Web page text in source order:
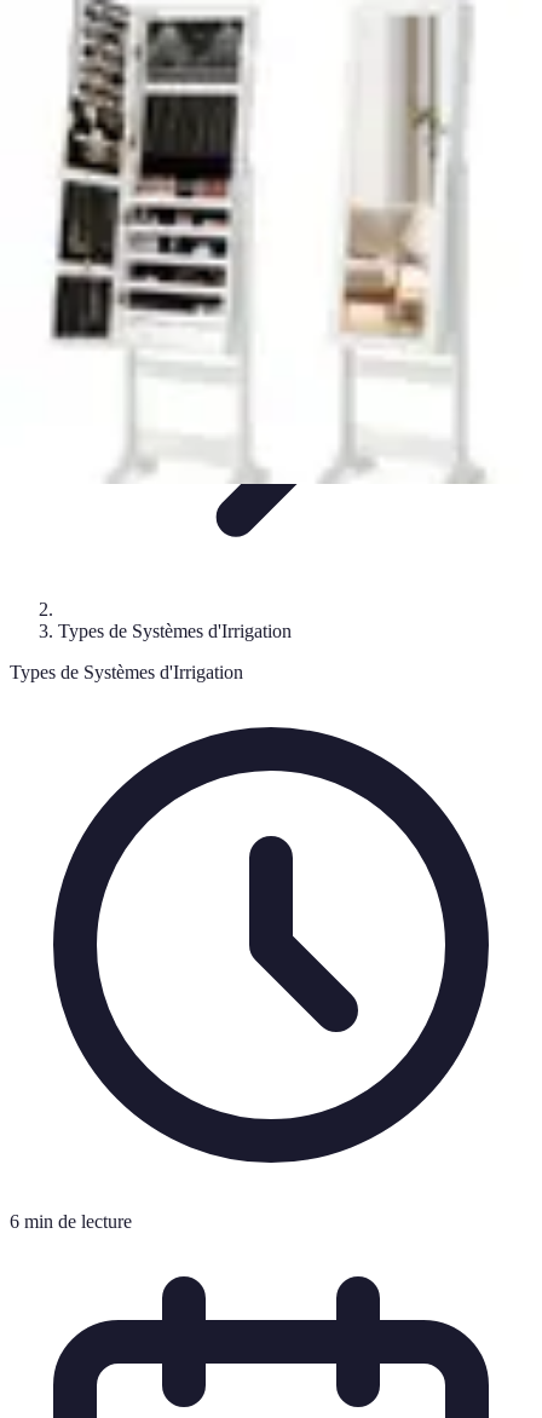
Système Irrigation
InstallationMaintenanceInnovations en irrigation
RéglagesEntretien et Maintenance
Système Irrigation
Types de Systèmes d'Irrigation
Types de Systèmes d'Irrigation
6 min de lecture